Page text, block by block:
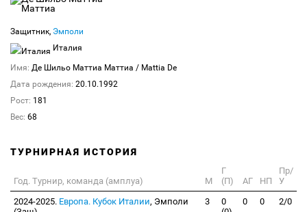
Защитник, Эмполи
Италия
Имя: Де Шильо Маттиа Маттиа / Mattia De
Дата рождения: 20.10.1992
Рост: 181
Вес: 68
ТУРНИРНАЯ ИСТОРИЯ
Год. Турнир, команда (амплуа) М
Г
(П)
АГ НП
Пр/
У
2024-2025. Европа. Кубок Италии, Эмполи
3
0
0 0 2/0